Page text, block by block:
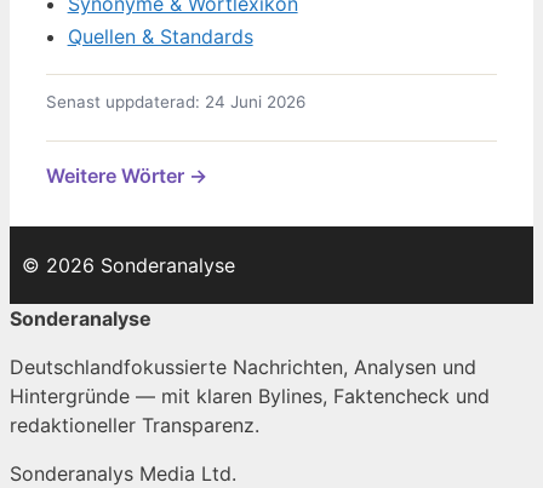
Quellen & Standards
Senast uppdaterad: 24 Juni 2026
Weitere Wörter →
© 2026 Sonderanalyse
Sonderanalyse
Deutschlandfokussierte Nachrichten, Analysen und
Hintergründe — mit klaren Bylines, Faktencheck und
redaktioneller Transparenz.
Sonderanalys Media Ltd.